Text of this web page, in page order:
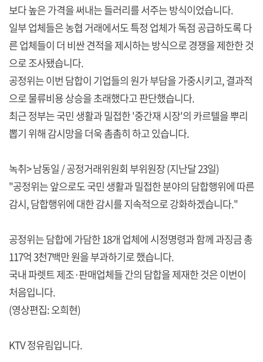
보다 높은 가격을 써내는 들러리를 서주는 방식이었습니다.
일부 업체들은 농협 거래에서도 특정 업체가 독점 공급하도록 다
른 업체들이 더 비싼 견적을 제시하는 방식으로 경쟁을 제한한 것
으로 조사됐습니다.
공정위는 이번 담합이 기업들의 원가 부담을 가중시키고, 결과적
으로 물류비용 상승을 초래했다고 판단했습니다.
최근 정부는 국민 생활과 밀접한 '중간재 시장'의 카르텔을 뿌리
뽑기 위해 감시망을 더욱 촘촘히 하고 있습니다.
녹취> 남동일 / 공정거래위원회 부위원장 (지난달 23일)
"공정위는 앞으로도 국민 생활과 밀접한 분야의 담합행위에 따른
감시, 담합행위에 대한 감시를 지속적으로 강화하겠습니다."
공정위는 담합에 가담한 18개 업체에 시정명령과 함께 과징금 총
117억 3천7백만 원을 부과하기로 했습니다.
국내 파렛트 제조·판매업체들 간의 담합을 제재한 것은 이번이
처음입니다.
(영상편집: 오희현)
KTV 정유림입니다.